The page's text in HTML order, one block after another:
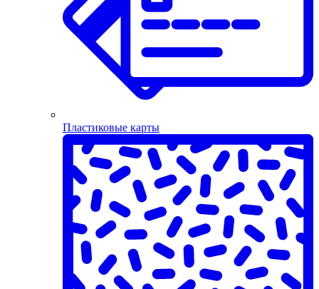
Пластиковые карты